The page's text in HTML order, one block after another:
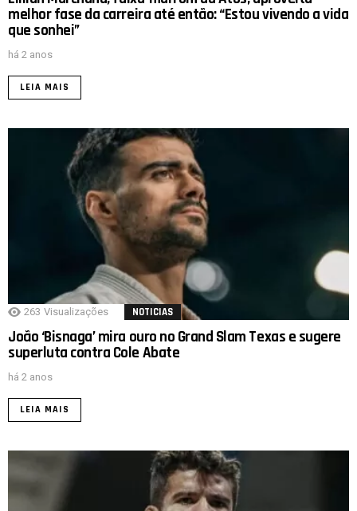
melhor fase da carreira até então: “Estou vivendo a vida
que sonhei”
há 2 anos
LEIA MAIS
263 Visualizações NOTICIAS
João ‘Bisnaga’ mira ouro no Grand Slam Texas e sugere
superluta contra Cole Abate
há 2 anos
LEIA MAIS